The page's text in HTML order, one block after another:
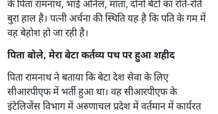
के पिता रामनाथ, भाई अनिल, माता, दोनों बेटों का रोते-रोते
बुरा हाल है। पत्नी अर्चना की स्थिति यह है कि पति के गम में
वह बेहोश हो जा रही है।
पिता बोले, मेरा बेटा कर्तव्य पथ पर हुआ शहीद
पिता रामनाथ ने बताया कि बेटा देश सेवा के लिए
सीआरपीएफ में भर्ती हुआ था। वह सीआरपीएफ के
इंटेलिजेंस विभाग में अरुणाचल प्रदेश में वर्तमान में कार्यरत